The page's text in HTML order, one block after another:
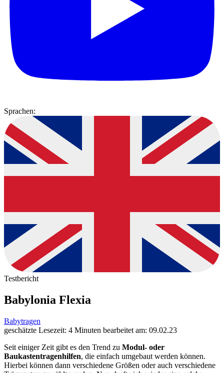
Sprachen:
Testbericht
Babylonia Flexia
Babytragen
geschätzte Lesezeit: 4 Minuten bearbeitet am: 09.02.23
Seit einiger Zeit gibt es den Trend zu Modul- oder
Baukastentragenhilfen, die einfach umgebaut werden können.
Hierbei können dann verschiedene Größen oder auch verschiedene